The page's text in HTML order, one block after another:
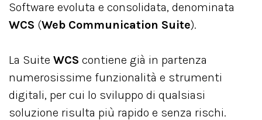
Software evoluta e consolidata, denominata
WCS (Web Communication Suite).
La Suite WCS contiene già in partenza
numerosissime funzionalità e strumenti
digitali, per cui lo sviluppo di qualsiasi
soluzione risulta più rapido e senza rischi.